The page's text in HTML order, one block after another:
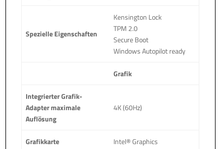
Spezielle Eigenschaften
Kensington Lock
TPM 2.0
Secure Boot
Windows Autopilot ready
Grafik
Integrierter Grafik-
Adapter maximale
Auflösung
4K (60Hz)
Grafikkarte Intel® Graphics